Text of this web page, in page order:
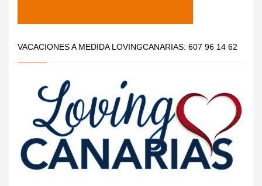
VACACIONES A MEDIDA LOVINGCANARIAS: 607 96 14 62